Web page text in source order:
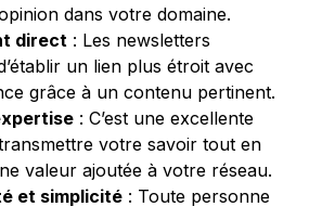
dans votre domaine.
direct : Les newsletters
un lien plus étroit avec
grâce à un contenu pertinent.
: C’est une excellente
votre savoir tout en
valeur ajoutée à votre réseau.
et simplicité : Toute personne